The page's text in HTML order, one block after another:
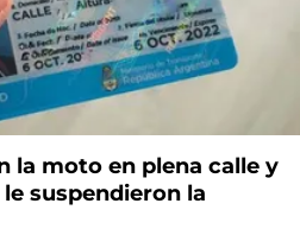
la moto en plena calle y
suspendieron la